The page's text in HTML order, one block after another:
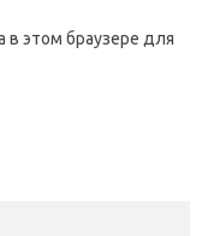
в этом браузере для